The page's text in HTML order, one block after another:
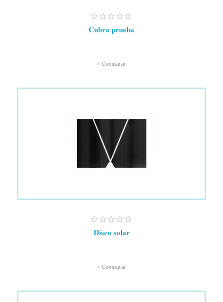
Cubra prueba
+ Comparar
Disco solar
+ Comparar